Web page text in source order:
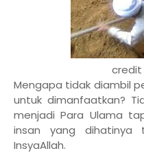
Mengapa tidak diambil
untuk dimanfaatkan?
menjadi Para Ulama
insan yang dihatinya
InsyaAllah.